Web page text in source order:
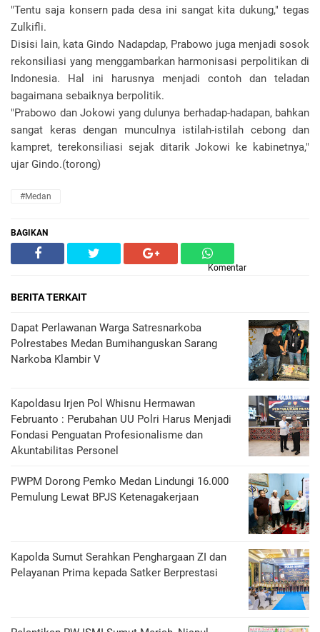
"Tentu saja konsern pada desa ini sangat kita dukung," tegas
Zulkifli.
Disisi lain, kata Gindo Nadapdap, Prabowo juga menjadi sosok
rekonsiliasi yang menggambarkan harmonisasi perpolitikan di
Indonesia. Hal ini harusnya menjadi contoh dan teladan
bagaimana sebaiknya berpolitik.
"Prabowo dan Jokowi yang dulunya berhadap-hadapan, bahkan
sangat keras dengan munculnya istilah-istilah cebong dan
kampret, terekonsiliasi sejak ditarik Jokowi ke kabinetnya,"
ujar Gindo.(torong)
#Medan
BAGIKAN
Komentar
BERITA TERKAIT
Dapat Perlawanan Warga Satresnarkoba
Polrestabes Medan Bumihanguskan Sarang
Narkoba Klambir V
Kapoldasu Irjen Pol Whisnu Hermawan
Februanto : Perubahan UU Polri Harus Menjadi
Fondasi Penguatan Profesionalisme dan
Akuntabilitas Personel
PWPM Dorong Pemko Medan Lindungi 16.000
Pemulung Lewat BPJS Ketenagakerjaan
Kapolda Sumut Serahkan Penghargaan ZI dan
Pelayanan Prima kepada Satker Berprestasi